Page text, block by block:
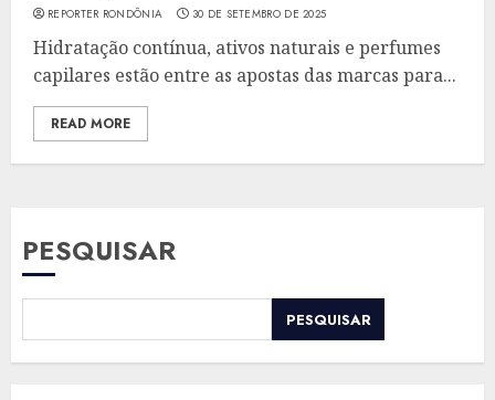
REPORTER RONDÔNIA 30 DE SETEMBRO DE 2025
Hidratação contínua, ativos naturais e perfumes
capilares estão entre as apostas das marcas para...
READ MORE
PESQUISAR
PESQUISAR